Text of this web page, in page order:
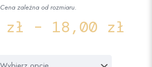
Cena zależna od rozmiaru.
zł – 18,00 zł